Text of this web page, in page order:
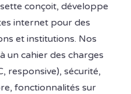
conçoit, développe
internet pour des
et institutions. Nos
un cahier des charges
responsive), sécurité,
fonctionnalités sur